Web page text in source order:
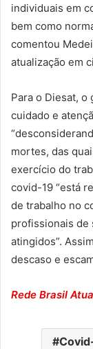
individuais em
bem como
comentou
atualização em
Para o Diesat, o
cuidado e
mortes, das
exercício do
covid-19 “está
de trabalho no
profissionais de
atingidos”.
descaso e
Rede Brasil